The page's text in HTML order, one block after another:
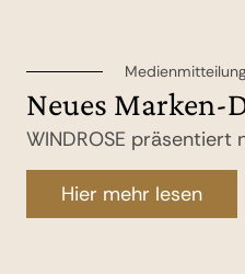
Neues Marken-
WINDROSE präsentiert
Hier mehr lesen